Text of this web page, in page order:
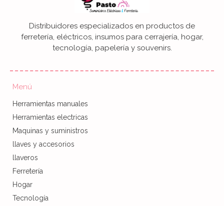
Distribuidores especializados en productos de
ferretería, eléctricos, insumos para cerrajería, hogar,
tecnología, papelería y souvenirs.
Menú
Herramientas manuales
Herramientas electricas
Maquinas y suministros
llaves y accesorios
llaveros
Ferretería
Hogar
Tecnología